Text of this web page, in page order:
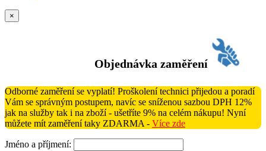
×
Objednávka zaměření
Odborné zaměření se vyplatí! Proškolení technici přijedou a poradí
Vám se správným postupem, navíc se sníženou sazbou DPH 12%
jak na služby tak i na zboží - ušetříte 9% na celém nákupu! Nyní
můžete mít zaměření taky ZDARMA - Více zde
Jméno a příjmení: